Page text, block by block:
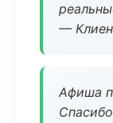
—
Афиша